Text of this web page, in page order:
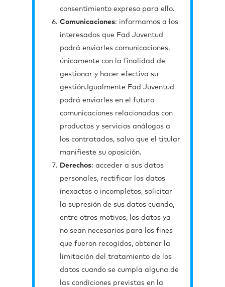
consentimiento expreso para ello.
Comunicaciones: informamos a los
interesados que Fad Juventud
podrá enviarles comunicaciones,
únicamente con la finalidad de
gestionar y hacer efectiva su
gestión.Igualmente Fad Juventud
podrá enviarles en el futuro
comunicaciones relacionadas con
productos y servicios análogos a
los contratados, salvo que el titular
manifieste su oposición.
Derechos: acceder a sus datos
personales, rectificar los datos
inexactos o incompletos, solicitar
la supresión de sus datos cuando,
entre otros motivos, los datos ya
no sean necesarios para los fines
que fueron recogidos, obtener la
limitación del tratamiento de los
datos cuando se cumpla alguna de
las condiciones previstas en la